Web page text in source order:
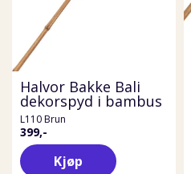
Halvor Bakke Bali
dekorspyd i bambus
L110 Brun
399,-
Kjøp